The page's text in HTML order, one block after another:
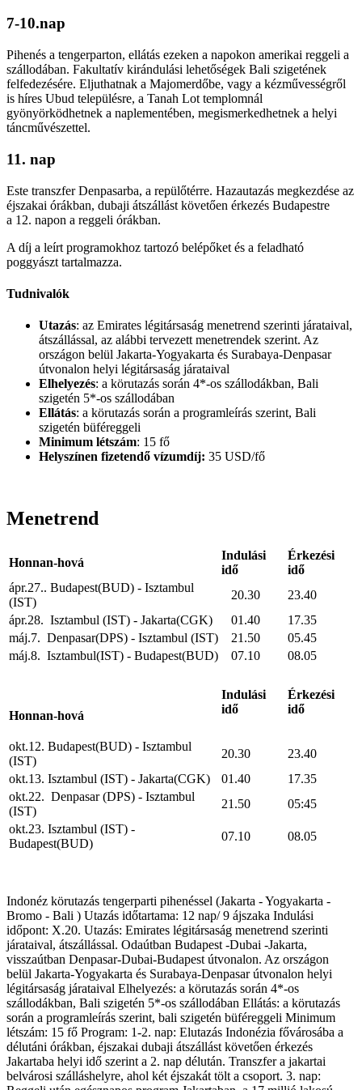
7-10.nap
Pihenés a tengerparton, ellátás ezeken a napokon amerikai reggeli a
szállodában. Fakultatív kirándulási lehetőségek Bali szigetének
felfedezésére. Eljuthatnak a Majomerdőbe, vagy a kézművességről
is híres Ubud településre, a Tanah Lot templomnál
gyönyörködhetnek a naplementében, megismerkedhetnek a helyi
táncművészettel.
11. nap
Este transzfer Denpasarba, a repülőtérre. Hazautazás megkezdése az
éjszakai órákban, dubaji átszállást követően érkezés Budapestre
a 12. napon a reggeli órákban.
A díj a leírt programokhoz tartozó belépőket és a feladható
poggyászt tartalmazza.
Tudnivalók
Utazás: az Emirates légitársaság menetrend szerinti járataival,
átszállással, az alábbi tervezett menetrendek szerint. Az
országon belül Jakarta-Yogyakarta és Surabaya-Denpasar
útvonalon helyi légitársaság járataival
Elhelyezés: a körutazás során 4*-os szállodákban, Bali
szigetén 5*-os szállodában
Ellátás: a körutazás során a programleírás szerint, Bali
szigetén büféreggeli
Minimum létszám: 15 fő
Helyszínen fizetendő vízumdíj: 35 USD/fő
Menetrend
Honnan-hová
Indulási
idő
Érkezési
idő
ápr.27.. Budapest(BUD) - Isztambul
(IST)
20.30
23.40
ápr.28. Isztambul (IST) - Jakarta(CGK)
01.40
17.35
máj.7. Denpasar(DPS) - Isztambul (IST)
21.50
05.45
máj.8. Isztambul(IST) - Budapest(BUD)
07.10 08.05
Honnan-hová
Indulási
idő
Érkezési
idő
okt.12. Budapest(BUD) - Isztambul
(IST)
20.30
23.40
okt.13. Isztambul (IST) - Jakarta(CGK)
01.40
17.35
okt.22. Denpasar (DPS) - Isztambul
(IST)
21.50
05:45
okt.23. Isztambul (IST) -
Budapest(BUD)
07.10 08.05
Indonéz körutazás tengerparti pihenéssel (Jakarta - Yogyakarta -
Bromo - Bali ) Utazás időtartama: 12 nap/ 9 ájszaka Indulási
időpont: X.20. Utazás: Emirates légitársaság menetrend szerinti
járataival, átszállással. Odaútban Budapest -Dubai -Jakarta,
visszaútban Denpasar-Dubai-Budapest útvonalon. Az országon
belül Jakarta-Yogyakarta és Surabaya-Denpasar útvonalon helyi
légitársaság járataival Elhelyezés: a körutazás során 4*-os
szállodákban, Bali szigetén 5*-os szállodában Ellátás: a körutazás
során a programleírás szerint, bali szigetén büféreggeli Minimum
létszám: 15 fő Program: 1-2. nap: Elutazás Indonézia fővárosába a
délutáni órákban, éjszakai dubaji átszállást követően érkezés
Jakartaba helyi idő szerint a 2. nap délután. Transzfer a jakartai
belvárosi szálláshelyre, ahol két éjszakát tölt a csoport. 3. nap: